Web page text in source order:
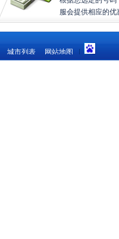
服会提供相应的优
城市列表 网站地图